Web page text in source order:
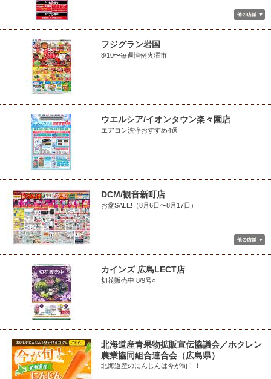
フジグラン岩国
8/10〜毎週恒例火曜市
ウエルシア/イオンタウン楽々園店
エアコン洗浄おすすめ4選
DCM/観音新町店
お盆SALE!（8月6日〜8月17日）
カインズ 広島LECT店
切花販売中 8/9号○
北海道産青果物拡販宣伝協議会／ホクレン
農業協同組合連合会（広島県）
北海道産のにんじんは今が旬！！